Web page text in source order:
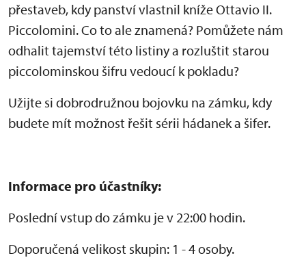
přestaveb, kdy panství vlastnil kníže Ottavio II.
Piccolomini. Co to ale znamená? Pomůžete nám
odhalit tajemství této listiny a rozluštit starou
piccolominskou šifru vedoucí k pokladu?
Užijte si dobrodružnou bojovku na zámku, kdy
budete mít možnost řešit sérii hádanek a šifer.
Informace pro účastníky:
Poslední vstup do zámku je v 22:00 hodin.
Doporučená velikost skupin: 1 - 4 osoby.